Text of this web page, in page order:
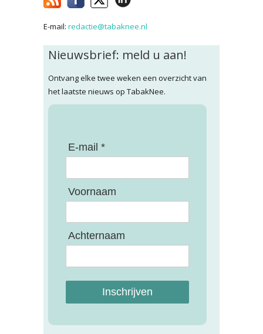
E-mail: redactie@tabaknee.nl
Nieuwsbrief: meld u aan!
Ontvang elke twee weken een overzicht van
het laatste nieuws op TabakNee.
E-mail *
Voornaam
Achternaam
Inschrijven